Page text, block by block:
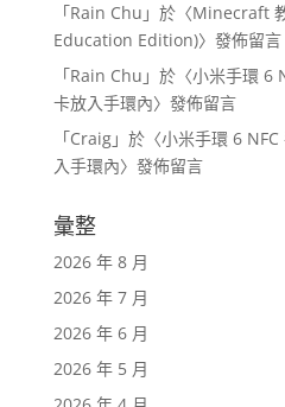
「Rain Chu 」於〈Minecraft
Education Edition)〉發佈留言
「Rain Chu 」於〈小米手環 6
卡放入手環內〉發佈留言
「Craig」於〈小米手環 6
入手環內〉發佈留言
彙整
2026 年 8 月
2026 年 7 月
2026 年 6 月
2026 年 5 月